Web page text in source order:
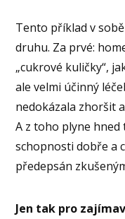
Tento příklad v
druhu. Za prvé:
„cukrové kuličky“,
ale velmi účinný
nedokázala zhoršit
A z toho plyne
schopnosti dobře a
předepsán
Jen tak pro